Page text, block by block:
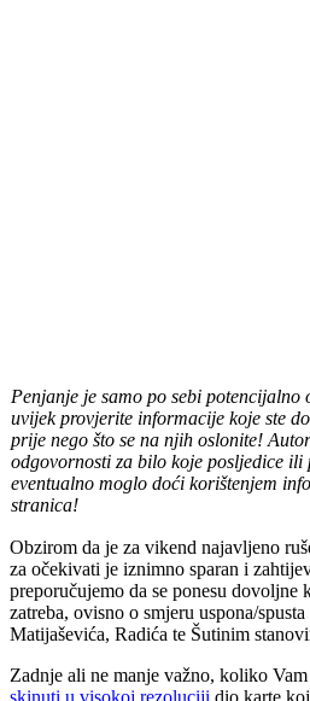
Penjanje je samo po sebi potencijalno
uvijek provjerite informacije koje ste
prije nego što se na njih oslonite!
odgovornosti za bilo koje posljedice ili
eventualno moglo doći korištenjem
stranica!
Obzirom da je za vikend najavljeno
za očekivati je iznimno sparan i
preporučujemo da se ponesu
zatreba, ovisno o smjeru uspona/
Matijaševića, Radića te Šutinim
Zadnje ali ne manje važno, koliko
skinuti u visokoj rezoluciji dio karte